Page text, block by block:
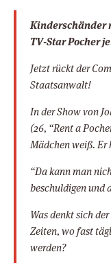
Kinderschänder
TV-Star Pocher
Jetzt rückt der
Staatsanwalt!
In der Show von
(26, “Rent a
Mädchen weiß.
“Da kann man
beschuldigen und
Was denkt sich
Zeiten, wo fast
werden?